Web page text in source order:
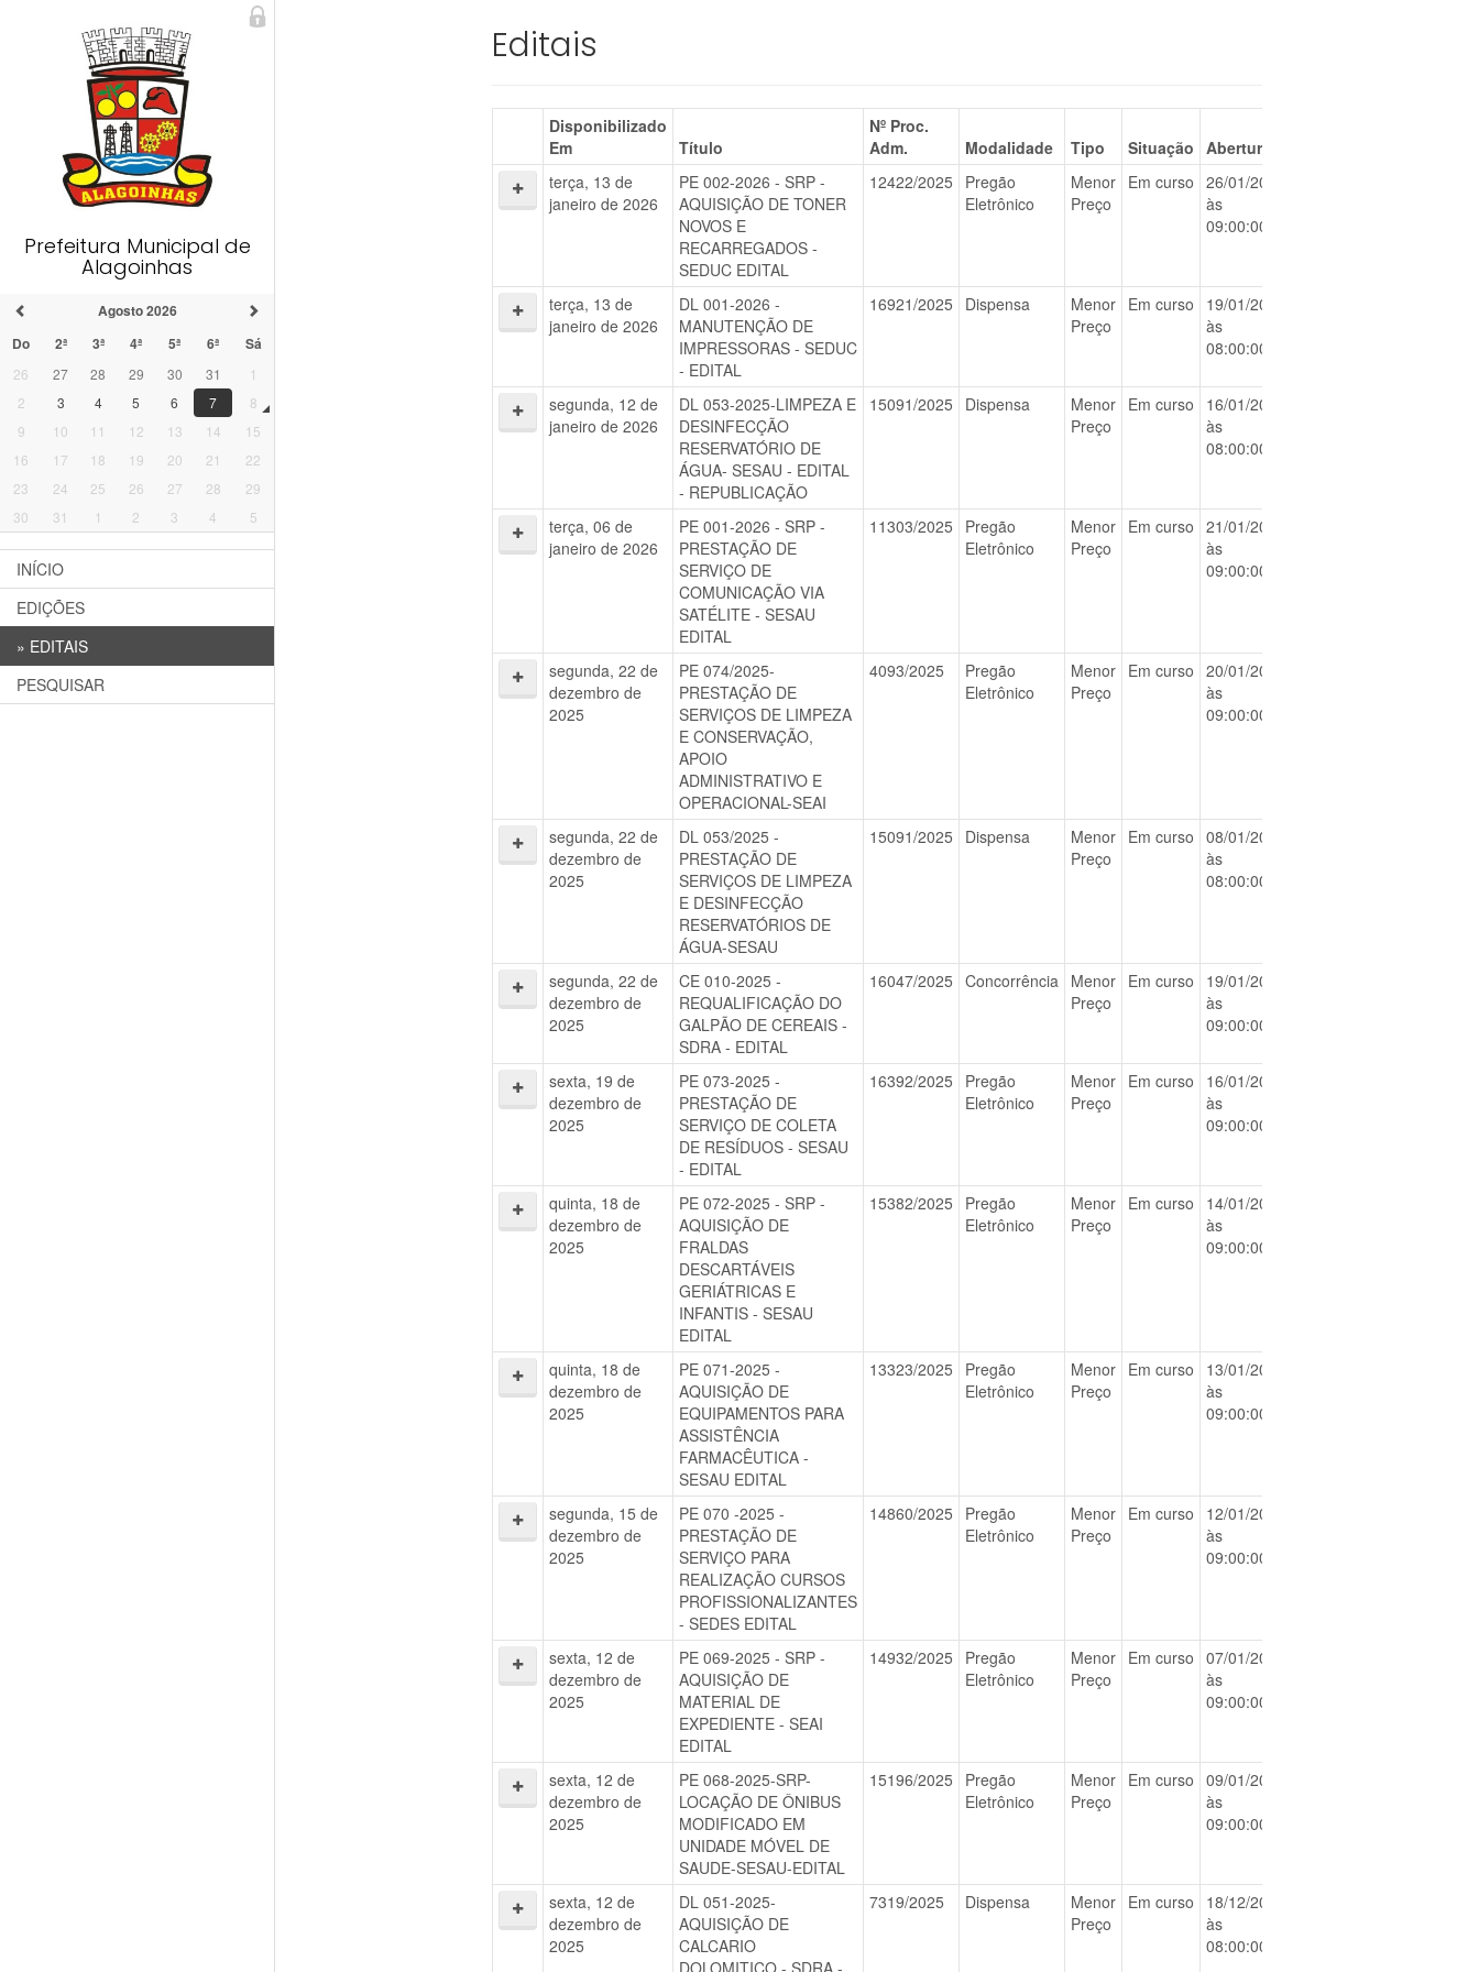
Prefeitura Municipal de
Alagoinhas
Agosto 2026
Do
2ª 3ª 4ª 5ª 6ª Sá
26 27 28 29 30 31
1
2
3 4 5 6 7
8
9
10 11 12 13 14
15
16
17 18 19 20 21
22
23
24 25 26 27 28
29
30
31 1 2 3 4 5
INÍCIO
EDIÇÕES
» EDITAIS
PESQUISAR
Editais
Disponibilizado
Em
Título
Nº Proc.
Adm.
Modalidade Tipo Situação
Abertura
terça, 13 de
janeiro de 2026
PE 002-2026 - SRP -
AQUISIÇÃO DE TONER
NOVOS E
RECARREGADOS -
SEDUC EDITAL
12422/2025
Pregão
Eletrônico
Menor
Preço
Em curso
26/01/2026
às
09:00:00
terça, 13 de
janeiro de 2026
DL 001-2026 -
MANUTENÇÃO DE
IMPRESSORAS - SEDUC
- EDITAL
16921/2025 Dispensa
Menor
Preço
Em curso
19/01/2026
às
08:00:00
segunda, 12 de
janeiro de 2026
DL 053-2025-LIMPEZA E
DESINFECÇÃO
RESERVATÓRIO DE
ÁGUA- SESAU - EDITAL
- REPUBLICAÇÃO
15091/2025 Dispensa
Menor
Preço
Em curso
16/01/2026
às
08:00:00
terça, 06 de
janeiro de 2026
PE 001-2026 - SRP -
PRESTAÇÃO DE
SERVIÇO DE
COMUNICAÇÃO VIA
SATÉLITE - SESAU
EDITAL
11303/2025
Pregão
Eletrônico
Menor
Preço
Em curso
21/01/2026
às
09:00:00
segunda, 22 de
dezembro de
2025
PE 074/2025-
PRESTAÇÃO DE
SERVIÇOS DE LIMPEZA
E CONSERVAÇÃO,
APOIO
ADMINISTRATIVO E
OPERACIONAL-SEAI
4093/2025
Pregão
Eletrônico
Menor
Preço
Em curso
20/01/2026
às
09:00:00
segunda, 22 de
dezembro de
2025
DL 053/2025 -
PRESTAÇÃO DE
SERVIÇOS DE LIMPEZA
E DESINFECÇÃO
RESERVATÓRIOS DE
ÁGUA-SESAU
15091/2025 Dispensa
Menor
Preço
Em curso
08/01/2026
às
08:00:00
segunda, 22 de
dezembro de
2025
CE 010-2025 -
REQUALIFICAÇÃO DO
GALPÃO DE CEREAIS -
SDRA - EDITAL
16047/2025 Concorrência Menor
Preço
Em curso
19/01/2026
às
09:00:00
sexta, 19 de
dezembro de
2025
PE 073-2025 -
PRESTAÇÃO DE
SERVIÇO DE COLETA
DE RESÍDUOS - SESAU
- EDITAL
16392/2025
Pregão
Eletrônico
Menor
Preço
Em curso
16/01/2026
às
09:00:00
quinta, 18 de
dezembro de
2025
PE 072-2025 - SRP -
AQUISIÇÃO DE
FRALDAS
DESCARTÁVEIS
GERIÁTRICAS E
INFANTIS - SESAU
EDITAL
15382/2025
Pregão
Eletrônico
Menor
Preço
Em curso
14/01/2026
às
09:00:00
quinta, 18 de
dezembro de
2025
PE 071-2025 -
AQUISIÇÃO DE
EQUIPAMENTOS PARA
ASSISTÊNCIA
FARMACÊUTICA -
SESAU EDITAL
13323/2025
Pregão
Eletrônico
Menor
Preço
Em curso
13/01/2026
às
09:00:00
segunda, 15 de
dezembro de
2025
PE 070 -2025 -
PRESTAÇÃO DE
SERVIÇO PARA
REALIZAÇÃO CURSOS
PROFISSIONALIZANTES
- SEDES EDITAL
14860/2025
Pregão
Eletrônico
Menor
Preço
Em curso
12/01/2026
às
09:00:00
sexta, 12 de
dezembro de
2025
PE 069-2025 - SRP -
AQUISIÇÃO DE
MATERIAL DE
EXPEDIENTE - SEAI
EDITAL
14932/2025
Pregão
Eletrônico
Menor
Preço
Em curso
07/01/2026
às
09:00:00
sexta, 12 de
dezembro de
2025
PE 068-2025-SRP-
LOCAÇÃO DE ÔNIBUS
MODIFICADO EM
UNIDADE MÓVEL DE
SAUDE-SESAU-EDITAL
15196/2025
Pregão
Eletrônico
Menor
Preço
Em curso
09/01/2026
às
09:00:00
sexta, 12 de
dezembro de
2025
DL 051-2025-
AQUISIÇÃO DE
CALCARIO
DOLOMITICO - SDRA -
7319/2025 Dispensa
Menor
Preço
Em curso
18/12/2025
às
08:00:00